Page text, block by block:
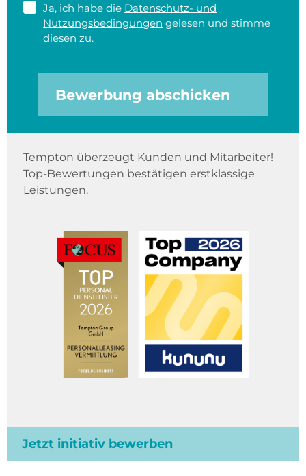
Ja, ich habe die Datenschutz- und
Nutzungsbedingungen gelesen und stimme
diesen zu.
Bewerbung abschicken
Tempton überzeugt Kunden und Mitarbeiter!
Top-Bewertungen bestätigen erstklassige
Leistungen.
Jetzt initiativ bewerben